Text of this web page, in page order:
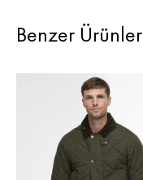
Benzer Ürünler